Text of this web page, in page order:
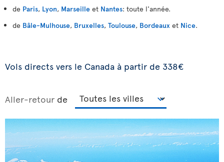
de Paris, Lyon, Marseille et Nantes: toute l'année.
de Bâle-Mulhouse, Bruxelles, Toulouse, Bordeaux et Nice.
Vols directs vers le Canada à partir de 338€
Aller-retour de